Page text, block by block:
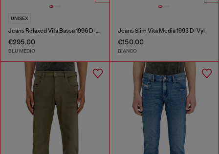
UNISEX
Jeans Relaxed Vita Bassa 1996 D-Sire
€295.00
BLU MEDIO
Jeans Slim Vita Media 1993 D-Vyl
€150.00
BIANCO